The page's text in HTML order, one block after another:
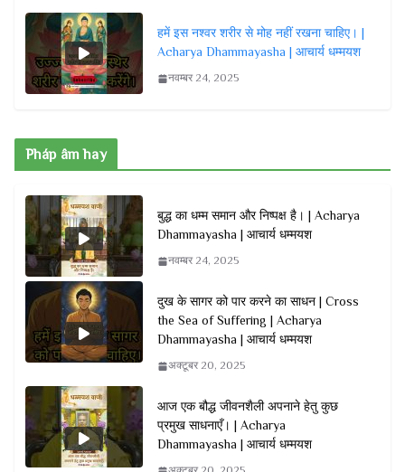
हमें इस नश्वर शरीर से मोह नहीं रखना चाहिए। |
Acharya Dhammayasha | आचार्य धम्मयश
नवम्बर 24, 2025
Pháp âm hay
बुद्ध का धम्म समान और निष्पक्ष है। | Acharya
Dhammayasha | आचार्य धम्मयश
नवम्बर 24, 2025
दुख के सागर को पार करने का साधन | Cross
the Sea of Suffering | Acharya
Dhammayasha | आचार्य धम्मयश
अक्टूबर 20, 2025
आज एक बौद्ध जीवनशैली अपनाने हेतु कुछ
प्रमुख साधनाएँ। | Acharya
Dhammayasha | आचार्य धम्मयश